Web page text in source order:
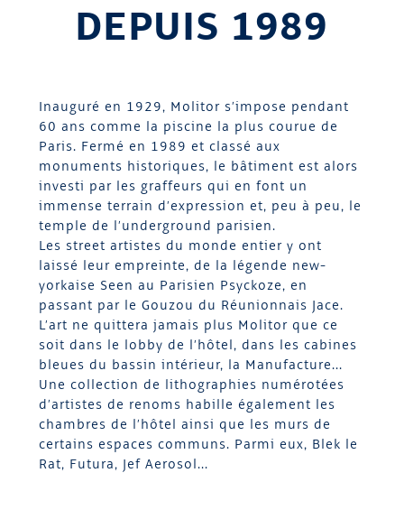
DEPUIS 1989
Inauguré en 1929, Molitor s’impose pendant
60 ans comme la piscine la plus courue de
Paris. Fermé en 1989 et classé aux
monuments historiques, le bâtiment est alors
investi par les graffeurs qui en font un
immense terrain d’expression et, peu à peu, le
temple de l’underground parisien.
Les street artistes du monde entier y ont
laissé leur empreinte, de la légende new-
yorkaise Seen au Parisien Psyckoze, en
passant par le Gouzou du Réunionnais Jace.
L’art ne quittera jamais plus Molitor que ce
soit dans le lobby de l’hôtel, dans les cabines
bleues du bassin intérieur, la Manufacture...
Une collection de lithographies numérotées
d’artistes de renoms habille également les
chambres de l’hôtel ainsi que les murs de
certains espaces communs. Parmi eux, Blek le
Rat, Futura, Jef Aerosol...